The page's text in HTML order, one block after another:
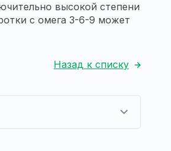
высокой степени
с омега 3-6-9 может
Назад к списку